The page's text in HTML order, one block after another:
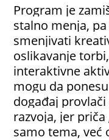
Program je
stalno menja,
smenjivati
oslikavanje
interaktivne
mogu da
događaj
razvoja, jer priča
samo tema, već